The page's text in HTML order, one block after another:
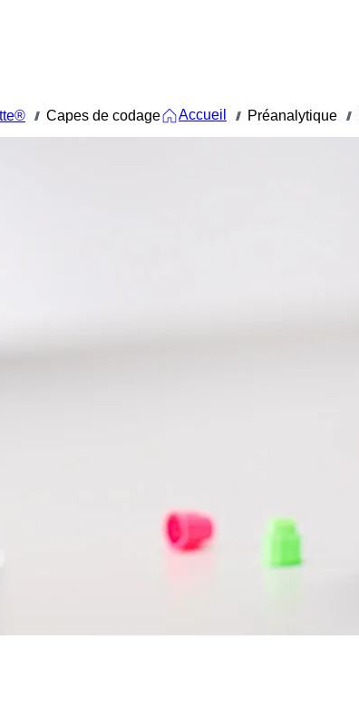
/// Capes de codage Accueil /// Préanalytique ///